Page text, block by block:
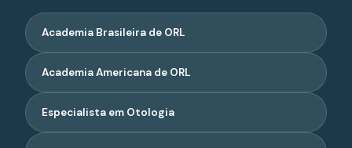
Academia Brasileira de ORL
Academia Americana de ORL
Especialista em Otologia